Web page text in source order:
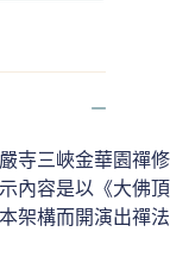
寺三峽金華園禪修
內容是以《大佛頂
架構而開演出禪法